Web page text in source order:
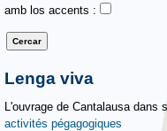
amb los accents :
Lenga viva
L'ouvrage de Cantalausa
activités pégagogiques